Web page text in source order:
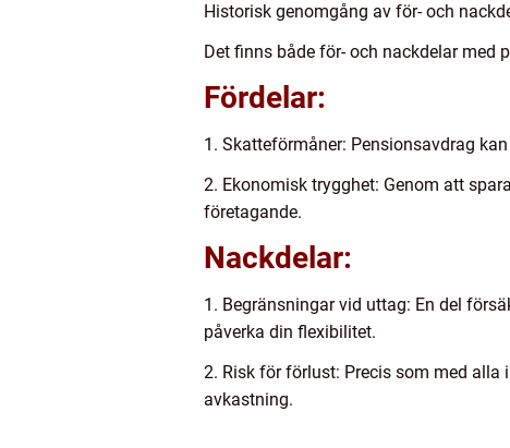
Historisk genomgång av för- och
Det finns både för- och nackdelar med
Fördelar:
1. Skatteförmåner: Pensionsavdrag
2. Ekonomisk trygghet: Genom att
företagande.
Nackdelar:
1. Begränsningar vid uttag: En del
påverka din flexibilitet.
2. Risk för förlust: Precis som med alla
avkastning.